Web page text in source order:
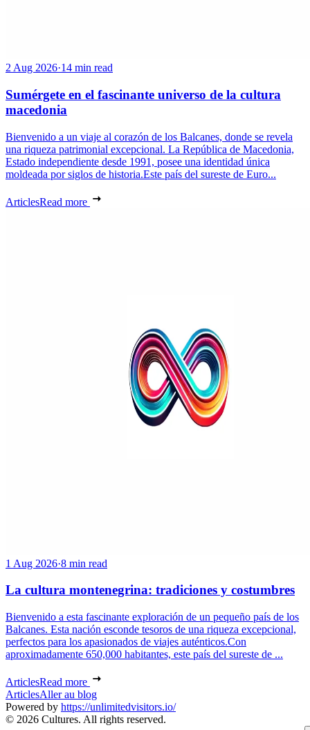
2 Aug 2026·14 min read
Sumérgete en el fascinante universo de la cultura
macedonia
Bienvenido a un viaje al corazón de los Balcanes, donde se revela
una riqueza patrimonial excepcional. La República de Macedonia,
Estado independiente desde 1991, posee una identidad única
moldeada por siglos de historia.Este país del sureste de Euro...
ArticlesRead more
1 Aug 2026·8 min read
La cultura montenegrina: tradiciones y costumbres
Bienvenido a esta fascinante exploración de un pequeño país de los
Balcanes. Esta nación esconde tesoros de una riqueza excepcional,
perfectos para los apasionados de viajes auténticos.Con
aproximadamente 650,000 habitantes, este país del sureste de ...
ArticlesRead more
ArticlesAller au blog
Powered by https://unlimitedvisitors.io/
© 2026 Cultures. All rights reserved.